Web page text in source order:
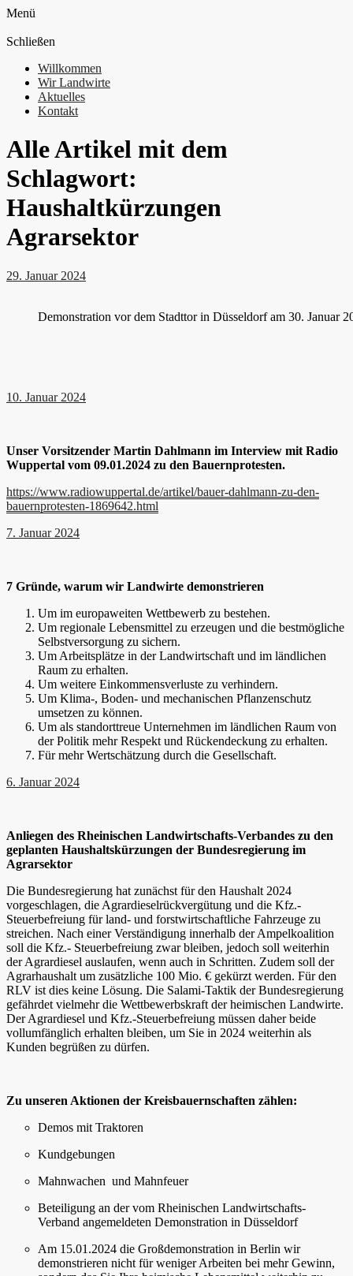
Menü
Schließen
Willkommen
Wir Landwirte
Aktuelles
Kontakt
Alle Artikel mit dem
Schlagwort:
Haushaltkürzungen
Agrarsektor
29. Januar 2024
Demonstration vor dem Stadttor in Düsseldorf am 30. Januar
10. Januar 2024
Unser Vorsitzender Martin Dahlmann im Interview mit Radio
Wuppertal vom 09.01.2024 zu den Bauernprotesten.
https://www.radiowuppertal.de/artikel/bauer-dahlmann-zu-den-
bauernprotesten-1869642.html
7. Januar 2024
7 Gründe, warum wir Landwirte demonstrieren
Um im europaweiten Wettbewerb zu bestehen.
Um regionale Lebensmittel zu erzeugen und die bestmögliche
Selbstversorgung zu sichern.
Um Arbeitsplätze in der Landwirtschaft und im ländlichen
Raum zu erhalten.
Um weitere Einkommensverluste zu verhindern.
Um Klima-, Boden- und mechanischen Pflanzenschutz
umsetzen zu können.
Um als standorttreue Unternehmen im ländlichen Raum von
der Politik mehr Respekt und Rückendeckung zu erhalten.
Für mehr Wertschätzung durch die Gesellschaft.
6. Januar 2024
Anliegen des Rheinischen Landwirtschafts-Verbandes zu den
geplanten Haushaltskürzungen der Bundesregierung im
Agrarsektor
Die Bundesregierung hat zunächst für den Haushalt 2024
vorgeschlagen, die Agrardieselrückvergütung und die Kfz.-
Steuerbefreiung für land- und forstwirtschaftliche Fahrzeuge zu
streichen. Nach einer Verständigung innerhalb der Ampelkoalition
soll die Kfz.- Steuerbefreiung zwar bleiben, jedoch soll weiterhin
der Agrardiesel auslaufen, wenn auch in Schritten. Zudem soll der
Agrarhaushalt um zusätzliche 100 Mio. € gekürzt werden. Für den
RLV ist dies keine Lösung. Die Salami-Taktik der Bundesregierung
gefährdet vielmehr die Wettbewerbskraft der heimischen Landwirte.
Der Agrardiesel und Kfz.-Steuerbefreiung müssen daher beide
vollumfänglich erhalten bleiben, um Sie in 2024 weiterhin als
Kunden begrüßen zu dürfen.
Zu unseren Aktionen der Kreisbauernschaften zählen:
Demos mit Traktoren
Kundgebungen
Mahnwachen und Mahnfeuer
Beteiligung an der vom Rheinischen Landwirtschafts-
Verband angemeldeten Demonstration in Düsseldorf
Am 15.01.2024 die Großdemonstration in Berlin wir
demonstrieren nicht für weniger Arbeiten bei mehr Gewinn,